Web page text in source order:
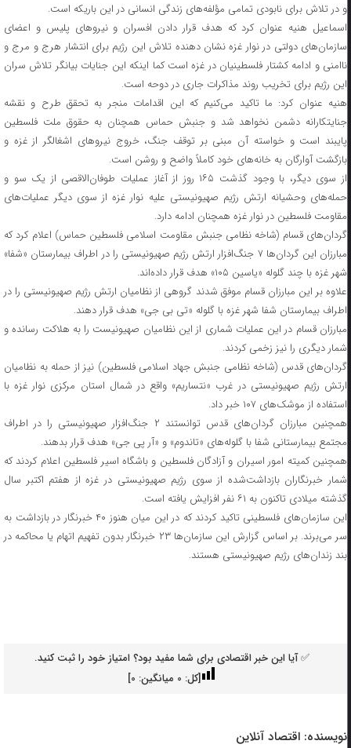
و در تلاش برای نابودی تمامی مؤلفه‌های زندگی انسانی در این باریکه است.
اسماعیل هنیه عنوان کرد که هدف قرار دادن افسران و نیروهای پلیس و اعضای
سازمان‌های دولتی در نوار غزه نشان دهنده تلاش این رژیم برای انتشار هرج و مرج و
ناامنی و ادامه کشتار فلسطینیان در غزه است کما اینکه این جنایات بیانگر تلاش سران
این رژیم برای تخریب روند مذاکرات جاری در دوحه است.
هنیه عنوان کرد: ما تاکید می‌کنیم که این اقدامات منجر به تحقق طرح و نقشه
جنایتکارانه دشمن نخواهد شد و جنبش حماس همچنان به حقوق ملت فلسطین
پایبند است و خواسته آن مبنی بر توقف جنگ، خروج نیروهای اشغالگر از غزه و
بازگشت آوارگان به خانه‌های خود کاملاً واضح و روشن است.
از سوی دیگر، با وجود گذشت ۱۶۵ روز از آغاز عملیات طوفان‌الاقصی از یک سو و
حمله‌های وحشیانه ارتش رژیم صهیونیستی علیه نوار غزه از سوی دیگر عملیات‌های
مقاومت فلسطین در نوار غزه همچنان ادامه دارد.
گردان‌های قسام (شاخه نظامی جنبش مقاومت اسلامی فلسطین حماس) اعلام کرد که
مبارزان این گردان‌ها ۷ جنگ‌افزار ارتش رژیم صهیونیستی را در اطراف بیمارستان «شفا»
شهر غزه با چند گلوله «یاسین ۱۰۵» هدف قرار داده‌اند.
علاوه بر این مبارزان قسام موفق شدند گروهی از نظامیان ارتش رژیم صهیونیستی را در
اطراف بیمارستان شفا شهر غزه با گلوله «تی بی جی» هدف قرار دهند.
مبارزان قسام در این عملیات شماری از این نظامیان صهیونیست را به هلاکت رسانده و
شمار دیگری را نیز زخمی کردند.
گردان‌های قدس (شاخه نظامی جنبش جهاد اسلامی فلسطین) نیز از حمله به نظامیان
ارتش رژیم صهیونیستی در غرب «نتساریم» واقع در شمال استان مرکزی نوار غزه با
استفاده از موشک‌های ۱۰۷ خبر داد.
همچنین مبارزان گردان‌های قدس توانستند ۲ جنگ‌افزار صهیونیستی را در اطراف
مجتمع بیمارستانی شفا با گلوله‌های «تاندوم» و «آر پی جی» هدف قرار بدهند.
همچنین کمیته امور اسیران و آزادگان فلسطین و باشگاه اسیر فلسطین اعلام کردند که
شمار خبرنگاران بازداشت‌شده از سوی رژیم صهیونیستی در غزه از هفتم اکتبر سال
گذشته میلادی تاکنون به ۶۱ نفر افزایش یافته است.
این سازمان‌های فلسطینی تاکید کردند که در این میان هنوز ۴۰ خبرنگار در بازداشت به
سر می‌برند. بر اساس گزارش این سازمان‌ها ۲۳ خبرنگار بدون تفهیم اتهام یا محاکمه در
بند زندان‌های رژیم صهیونیستی هستند.
✅ آیا این خبر اقتصادی برای شما مفید بود؟ امتیاز خود را ثبت کنید.
[کل: 0میانگین: 0
]
نویسنده: اقتصاد آنلاین